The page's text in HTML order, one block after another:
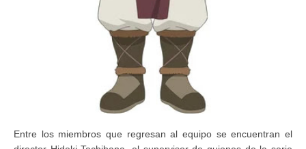
Entre los miembros que regresan al equipo se encuentran el